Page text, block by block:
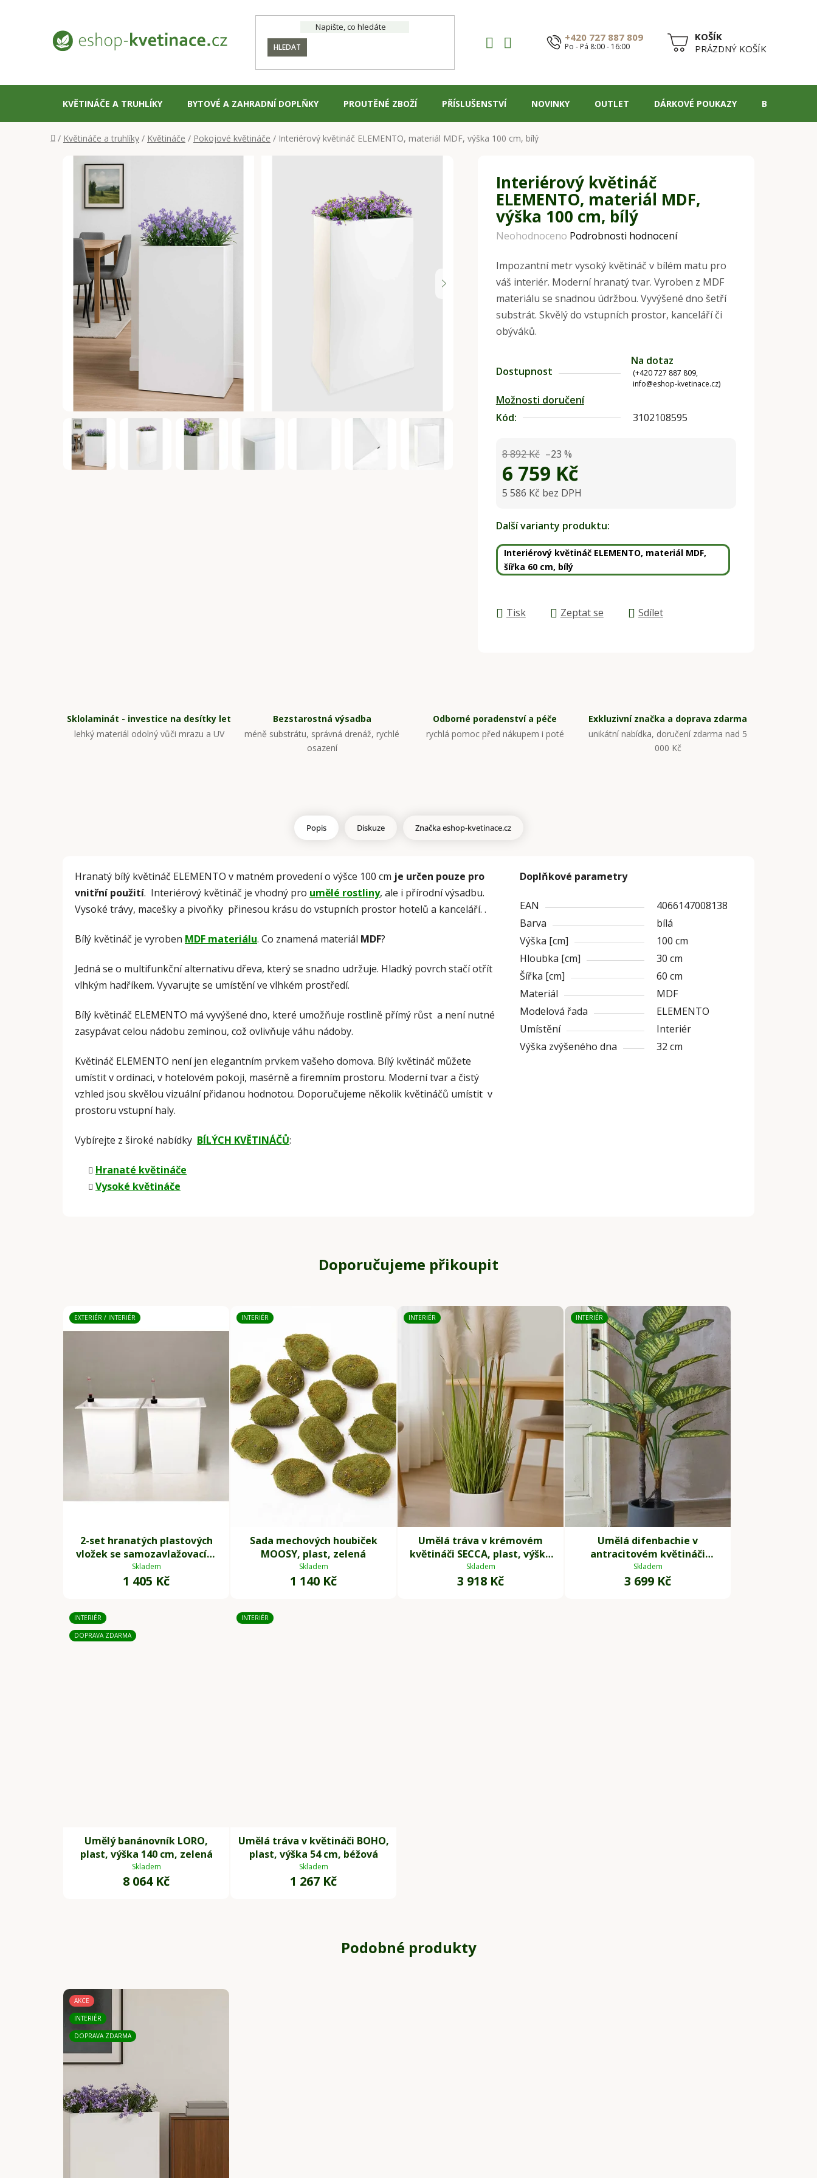
HLEDAT
+420 727 887 809
Po - Pá 8:00 - 16:00
NÁKUPNÍPRÁZDNÝ KOŠÍK
KVĚTINÁČE A TRUHLÍKY BYTOVÉ A ZAHRADNÍ DOPLŇKY PROUTĚNÉ ZBOŽÍ PŘÍSLUŠENSTVÍ NOVINKY OUTLET DÁRKOVÉ POUKAZY BLOG
Domů
/ Květináče a truhlíky / Květináče / Pokojové květináče / Interiérový květináč ELEMENTO, materiál MDF, výška 100 cm, bílý
Interiérový květináč
ELEMENTO, materiál MDF,
výška 100 cm, bílý
Průměrné
produktu
je
0,0
z
5
Neohodnoceno Podrobnosti hodnocení
Impozantní metr vysoký květináč v bílém matu pro
váš interiér. Moderní hranatý tvar. Vyroben z MDF
materiálu se snadnou údržbou. Vyvýšené dno šetří
substrát. Skvělý do vstupních prostor, kanceláří či
obýváků.
Dostupnost
Na dotaz
(+420 727 887 809,
info@eshop-kvetinace.cz)
Možnosti doručení
Kód:
3102108595
8 892 Kč –23 %
6 759 Kč
5 586 Kč bez DPH
Další varianty produktu:
Interiérový květináč ELEMENTO, materiál MDF,
šířka 60 cm, bílý
Tisk Zeptat se Sdílet
Sklolaminát - investice na desítky let
lehký materiál odolný vůči mrazu a UV
Bezstarostná výsadba
méně substrátu, správná drenáž, rychlé
osazení
Odborné poradenství a péče
rychlá pomoc před nákupem i poté
Exkluzivní značka a doprava zdarma
unikátní nabídka, doručení zdarma nad 5
000 Kč
Popis Diskuze Značkaeshop-kvetinace.cz
Hranatý bílý květináč ELEMENTO v matném provedení o výšce 100 cm je určen pouze pro
vnitřní použití. Interiérový květináč je vhodný pro umělé rostliny, ale i přírodní výsadbu.
Vysoké trávy, macešky a pivoňky přinesou krásu do vstupních prostor hotelů a kanceláří. .
Bílý květináč je vyroben MDF materiálu. Co znamená materiál MDF?
Jedná se o multifunkční alternativu dřeva, který se snadno udržuje. Hladký povrch stačí otřít
vlhkým hadříkem. Vyvarujte se umístění ve vlhkém prostředí.
Bílý květináč ELEMENTO má vyvýšené dno, které umožňuje rostlině přímý růst a není nutné
zasypávat celou nádobu zeminou, což ovlivňuje váhu nádoby.
Květináč ELEMENTO není jen elegantním prvkem vašeho domova. Bílý květináč můžete
umístit v ordinaci, v hotelovém pokoji, masérně a firemním prostoru. Moderní tvar a čistý
vzhled jsou skvělou vizuální přidanou hodnotou. Doporučujeme několik květináčů umístit v
prostoru vstupní haly.
Vybírejte z široké nabídky BÍLÝCH KVĚTINÁČŮ:
Hranaté květináče
Vysoké květináče
Doplňkové parametry
EAN
4066147008138
Barva
bílá
Výška [cm]
100 cm
Hloubka [cm]
30 cm
Šířka [cm]
60 cm
Materiál
MDF
Modelová řada
ELEMENTO
Umístění
Interiér
Výška zvýšeného dna
32 cm
Doporučujeme přikoupit
EXTERIÉR / INTERIÉR
2-set hranatých plastových
vložek se samozavlažovacím
setem, 32*29*29 cm, bílý
Skladem
1 405 Kč
INTERIÉR
Sada mechových houbiček
MOOSY, plast, zelená
Skladem
1 140 Kč
INTERIÉR
Umělá tráva v krémovém
květináči SECCA, plast, výška
120 cm, zelená
Skladem
3 918 Kč
INTERIÉR
Umělá difenbachie v
antracitovém květináči
FRONDA, výška 110 cm, zelená
Skladem
3 699 Kč
INTERIÉR
DOPRAVA ZDARMA
Umělý banánovník LORO,
plast, výška 140 cm, zelená
Skladem
8 064 Kč
INTERIÉR
Umělá tráva v květináči BOHO,
plast, výška 54 cm, béžová
Skladem
1 267 Kč
Podobné produkty
AKCE
INTERIÉR
DOPRAVA ZDARMA